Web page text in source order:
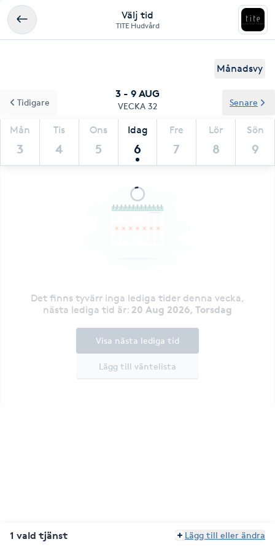
Välj tid
TITE Hudvård
Månadsvy
3 - 9 AUG
VECKA 32
Mån
3
Tis
4
Ons
5
Idag
6
Fre
7
Lör
8
Sön
9
Tidigare Senare
Det finns tyvärr inga lediga tider denna vecka,
nästa lediga tid är: 20 Aug 2026, Torsdag
Lägg till väntelista
Visa nästa lediga tid
1 vald tjänst Lägg till eller ändra